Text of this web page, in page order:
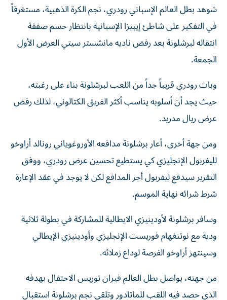
شوهد بطل العالم الإسباني رودري، نجم الكرة الذهبية، مستغرقاً
في التفكير على شاطئ إيبيزا الإسبانية بانتظار حسم صفقة
انتقاله لبرشلونة بعد رفض ناديه مانشستر سيتي العرض الأول
الجمعة.
وبات رودري قريباً جداً من اللعب لبرشلونة بناء على رغبته،
حيث يجد أن أسلوبه يناسب أكثر الفريق الكتالوني، لذلك رفض
عرض ريال مدريد.
ومن جهة أخرى، أعار برشلونة مدافعه الأوروغوياني رونالد أراوخو
لليفربول الإنجليزي كي يستطيع تحسين عرض رودري، ووفق
التقرير سيدفع ليفربول أجر المدافع لكن لا يوجد في عقد الإعارة
شرط شرائه نهاية الموسم.
وسافر برشلونة لأودينيزي الايطالية للمشاركة في بطولة ثلاثية
ودية مع نوتنغهام فوريست الإنجليزي وأودينيزي الإيطالي
وسينتهز أراوخو الفرصة لوداع زملائه.
من جهته، يواصل بطل العالم فيران توريس الاحتفال بهدفه
الذي حصد فيه اللقب للماتادور وتلقى نجم برشلونة استقبال